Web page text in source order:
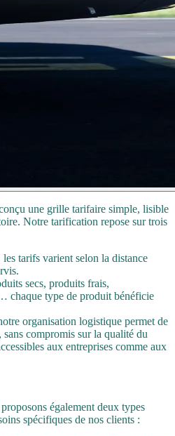
une grille tarifaire simple, lisible
Notre tarification repose sur trois
les tarifs varient selon la distance
secs, produits frais,
chaque type de produit bénéficie
organisation logistique permet de
compromis sur la qualité du
aux entreprises comme aux
également deux types
spécifiques de nos clients :